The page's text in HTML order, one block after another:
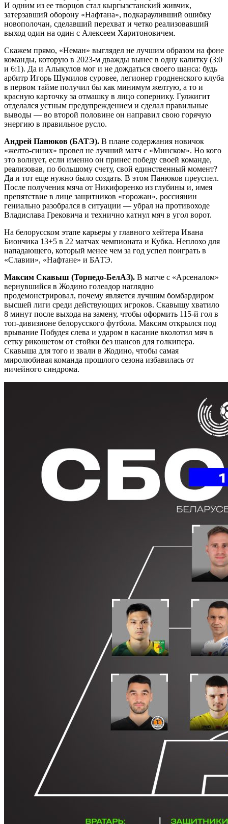
И одним из ее творцов стал кыргызстанский живчик,
затерзавший оборону «Нафтана», подкарауливший ошибку
новополочан, сделавший перехват и четко реализовавший
выход один на один с Алексеем Харитоновичем.
Скажем прямо, «Неман» выглядел не лучшим образом на фоне
команды, которую в 2023-м дважды вынес в одну калитку (3:0
и 6:1). Да и Алыкулов мог и не дождаться своего шанса: будь
арбитр Игорь Шумилов суровее, легионер гродненского клуба
в первом тайме получил бы как минимум желтую, а то и
красную карточку за отмашку в лицо сопернику. Гулжигит
отделался устным предупреждением и сделал правильные
выводы — во второй половине он направил свою горячую
энергию в правильное русло.
Андрей Панюков (БАТЭ). В плане содержания новичок
«желто-синих» провел не лучший матч с «Минском». Но кого
это волнует, если именно он принес победу своей команде,
реализовав, по большому счету, свой единственный момент?
Да и тот еще нужно было создать. В этом Панюков преуспел.
После получения мяча от Никифоренко из глубины и, имея
препятствие в лице защитников «горожан», россиянин
гениально разобрался в ситуации — убрал на противоходе
Владислава Грековича и технично катнул мяч в угол ворот.
На белорусском этапе карьеры у главного хейтера Ивана
Биончика 13+5 в 22 матчах чемпионата и Кубка. Неплохо для
нападающего, который менее чем за год успел поиграть в
«Славии», «Нафтане» и БАТЭ.
Максим Скавыш (Торпедо-БелАЗ). В матче с «Арсеналом»
вернувшийся в Жодино голеадор наглядно
продемонстрировал, почему является лучшим бомбардиром
высшей лиги среди действующих игроков. Скавышу хватило
8 минут после выхода на замену, чтобы оформить 115-й гол в
топ-дивизионе белорусского футбола. Максим открылся под
врывание Побудея слева и ударом в касание вколотил мяч в
сетку рикошетом от стойки без шансов для голкипера.
Скавыша для того и звали в Жодино, чтобы самая
миролюбивая команда прошлого сезона избавилась от
ничейного синдрома.